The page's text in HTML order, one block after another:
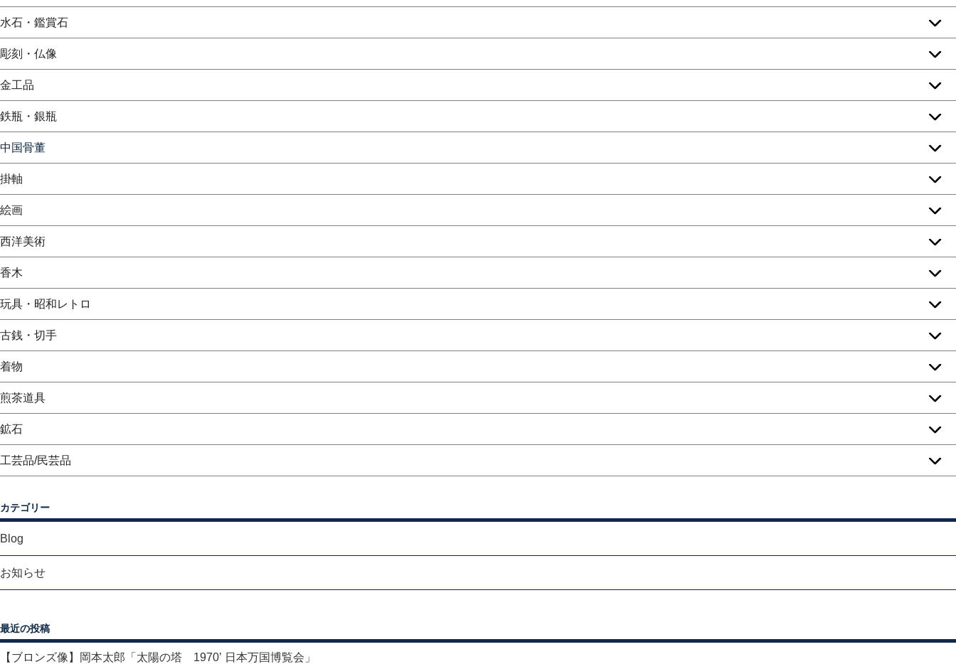
水石・鑑賞石
彫刻・仏像
金工品
鉄瓶・銀瓶
中国骨董
掛軸
絵画
西洋美術
香木
玩具・昭和レトロ
古銭・切手
着物
煎茶道具
鉱石
工芸品/民芸品
カテゴリー
Blog
お知らせ
最近の投稿
【ブロンズ像】岡本太郎「太陽の塔 1970’ 日本万国博覧会」